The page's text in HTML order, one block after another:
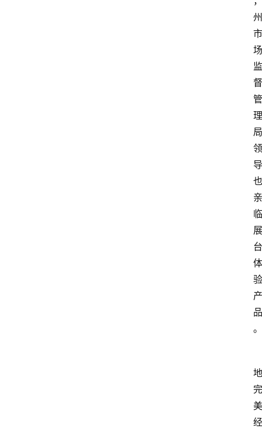
州
市
场
监
督
管
理
局
领
导
也
亲
临
展
台
体
验
产
品
。
地
完
美
经